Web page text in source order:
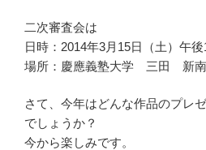
二次審査会は
日時：2014年3月15日（土）午後
場所：慶應義塾大学 三田 新南
さて、今年はどんな作品のプレ
でしょうか？
今から楽しみです。